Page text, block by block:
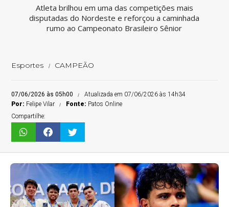
Atleta brilhou em uma das competições mais
disputadas do Nordeste e reforçou a caminhada
rumo ao Campeonato Brasileiro Sênior
Esportes CAMPEÃO
07/06/2026 às 05h00
Atualizada em 07/06/2026 às 14h34
Por: Felipe Vilar Fonte: Patos Online
Compartilhe: